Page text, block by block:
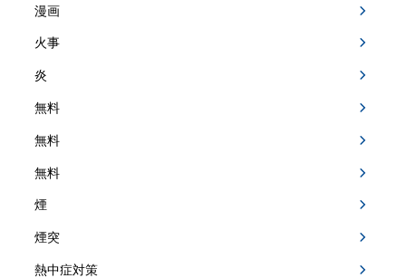
漫画
火事
炎
無料
無料
無料
煙
煙突
熱中症対策